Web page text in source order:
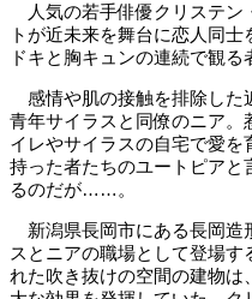
人気の若手俳優クリステン
トが近未来を舞台に恋人同
ドキと胸キュンの連続で観る
感情や肌の接触を排除した
青年サイラスと同僚のニア。
イレやサイラスの自宅で愛
持った者たちのユートピアと
るのだが……。
新潟県長岡市にある長岡造
スとニアの職場として登場す
れた吹き抜けの空間の建物は